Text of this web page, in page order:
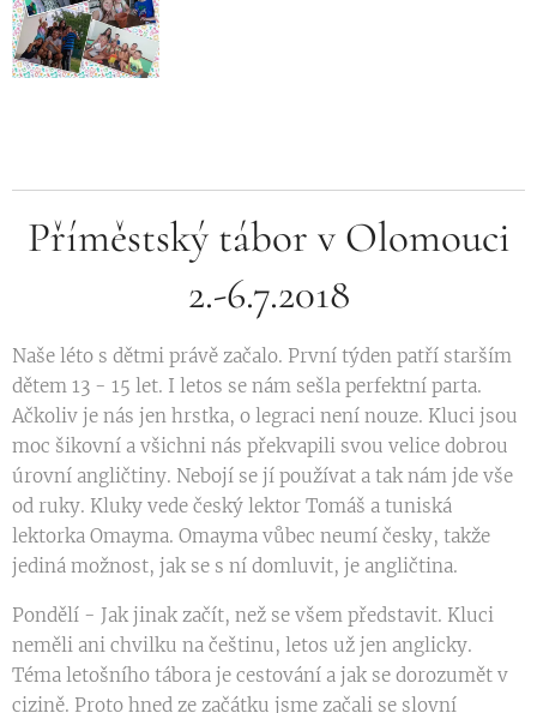
Příměstský tábor v Olomouci
2.-6.7.2018
Naše léto s dětmi právě začalo. První týden patří starším
dětem 13 - 15 let. I letos se nám sešla perfektní parta.
Ačkoliv je nás jen hrstka, o legraci není nouze. Kluci jsou
moc šikovní a všichni nás překvapili svou velice dobrou
úrovní angličtiny. Nebojí se jí používat a tak nám jde vše
od ruky. Kluky vede český lektor Tomáš a tuniská
lektorka Omayma. Omayma vůbec neumí česky, takže
jediná možnost, jak se s ní domluvit, je angličtina.
Pondělí - Jak jinak začít, než se všem představit. Kluci
neměli ani chvilku na češtinu, letos už jen anglicky.
Téma letošního tábora je cestování a jak se dorozumět v
cizině. Proto hned ze začátku jsme začali se slovní